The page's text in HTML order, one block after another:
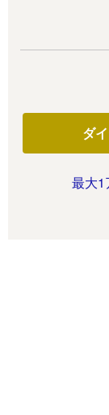
ダ
最大1